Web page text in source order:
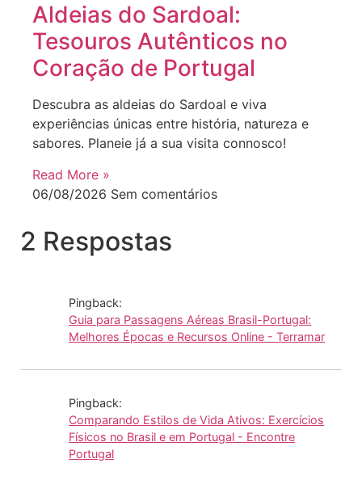
Aldeias do Sardoal:
Tesouros Autênticos no
Coração de Portugal
Descubra as aldeias do Sardoal e viva
experiências únicas entre história, natureza e
sabores. Planeie já a sua visita connosco!
Read More »
06/08/2026 Sem comentários
2 Respostas
Pingback:
Guia para Passagens Aéreas Brasil-Portugal:
Melhores Épocas e Recursos Online - Terramar
Pingback:
Comparando Estilos de Vida Ativos: Exercícios
Físicos no Brasil e em Portugal - Encontre
Portugal